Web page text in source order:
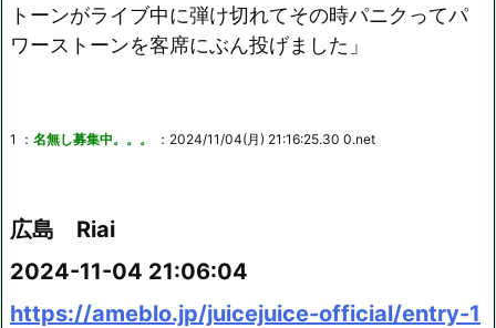
トーンがライブ中に弾け切れてその時パニクってパ
ワーストーンを客席にぶん投げました」
1 ： 名無し募集中。。。 ：2024/11/04(月) 21:16:25.30 0.net
広島 Riai
2024-11-04 21:06:04
https://ameblo.jp/juicejuice-official/entry-1